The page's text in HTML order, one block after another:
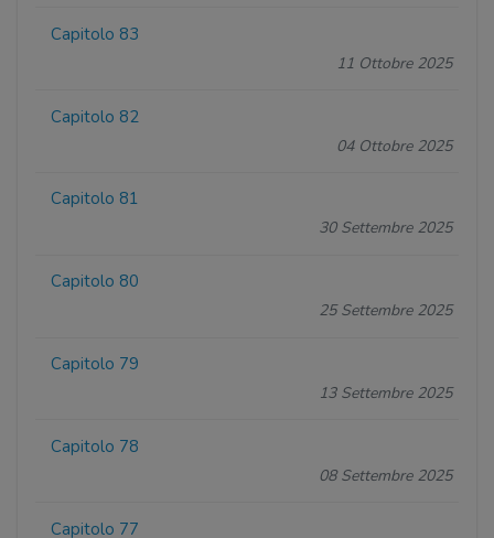
Capitolo 83
11 Ottobre 2025
Capitolo 82
04 Ottobre 2025
Capitolo 81
30 Settembre 2025
Capitolo 80
25 Settembre 2025
Capitolo 79
13 Settembre 2025
Capitolo 78
08 Settembre 2025
Capitolo 77